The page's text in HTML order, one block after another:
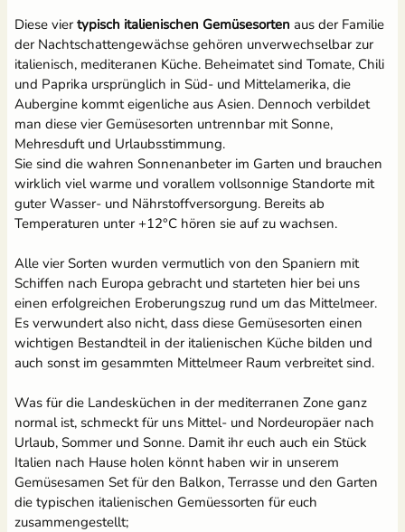
Tomatenschere zum
Ausgeizen, Beschneiden
& Ernten
UVP14,95 €
Erdtopfpresse für
Hobbygärtner & Profis
7,69 € UVP8,29 €
Brennnesseljauche - Bio
Flüssigdünger 250 ml
3,60 €
Pflanzenschilder zum
Beschriften - Buche
1,99 €UVP2,49 €
Grow-Set groß -
Profigärtner
21,95 €
Anzuchtschalen Set
[Kunststoff] &
Pikierstab aus Holz
13,99 €
Anzuchtschalen Set &
Erdtopfpresse
[Kunststoff]
17,99 €
Diese viertypisch italienischen Gemüsesorten aus der Familie
der Nachtschattengewächse gehören unverwechselbar zur
italienisch, mediteranen Küche. Beheimatet sind Tomate, Chili
und Paprika ursprünglich in Süd- und Mittelamerika, die
Aubergine kommt eigenliche aus Asien. Dennoch verbildet
man diese vier Gemüsesorten untrennbar mit Sonne,
Mehresduft und Urlaubsstimmung.
Sie sind die wahren Sonnenanbeter im Garten und brauchen
wirklich viel warme und vorallem vollsonnige Standorte mit
guter Wasser- und Nährstoffversorgung. Bereits ab
Temperaturen unter +12°C hören sie auf zu wachsen.
Alle vier Sorten wurden vermutlich von den Spaniern mit
Schiffen nach Europa gebracht und starteten hier bei uns
einen erfolgreichen Eroberungszug rund um das Mittelmeer.
Es verwundert also nicht, dass diese Gemüsesorten einen
wichtigen Bestandteil in der italienischen Küche bilden und
auch sonst im gesammten Mittelmeer Raum verbreitet sind.
Was für die Landesküchen in der mediterranen Zone ganz
normal ist, schmeckt für uns Mittel- und Nordeuropäer nach
Urlaub, Sommer und Sonne. Damit ihr euch auch ein Stück
Italien nach Hause holen könnt haben wir in unserem
Gemüsesamen Set für den Balkon, Terrasse und den Garten
die typischen italienischen Gemüessorten für euch
zusammengestellt;